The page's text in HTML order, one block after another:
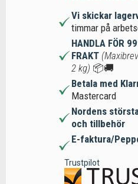
Vi skickar
timmar på
HANDLA FÖR
FRAKT
2 kg) 📦🚚
Betala med
Mastercard
Nordens
och tillbehör
E-faktura/
Trustpilot